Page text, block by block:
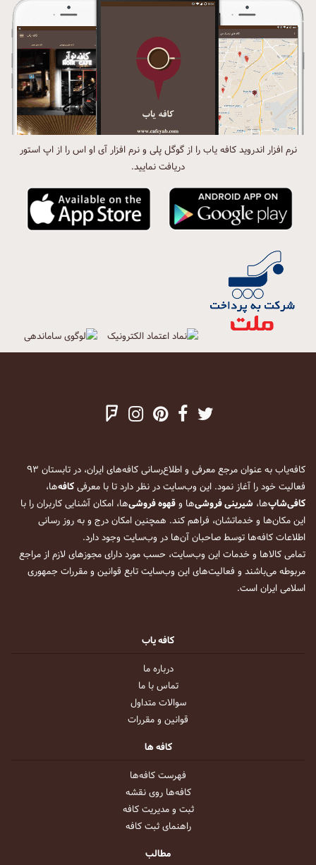
نرم افزار اندروید کافه یاب را از گوگل پلی و نرم افزار آی او اس را از اپ استور
دریافت نمایید.
کافه‌یاب به عنوان مرجع معرفی و اطلاع‌رسانی کافه‌های ایران، در تابستان ۹۳
فعالیت خود را آغاز نمود. این وب‌سایت در نظر دارد تا با معرفیکافه‌ها،
کافی‌شاپ‌ها، شیرینی فروشی‌ها وقهوه فروشی‌ها، امکان آشنایی کاربران را با
این مکان‌ها و خدماتشان، فراهم کند. همچنین امکان درج و به روز رسانی
اطلاعات کافه‌ها توسط صاحبان آن‌ها در وب‌سایت وجود دارد.
تمامی کالاها و خدمات این وب‌سایت، حسب مورد دارای مجوزهای لازم از مراجع
مربوطه می‌باشند و فعالیت‌های این وب‌سایت تابع قوانین و مقررات جمهوری
اسلامی ایران است.
کافه یاب
درباره ما
تماس با ما
سوالات متداول
قوانین و مقررات
کافه ها
فهرست کافه‌ها
کافه‌ها روی نقشه
ثبت و مدیریت کافه
راهنمای ثبت کافه
مطالب